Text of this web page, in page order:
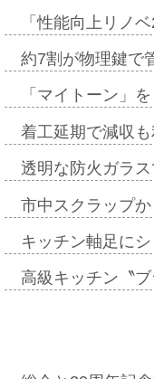
「性能向上リノ
約7割が物理鍵で
「マイトーン」
着工延期で減収
透明な防火ガラ
市中スクラップ
キッチン軸足に
高級キッチン〝